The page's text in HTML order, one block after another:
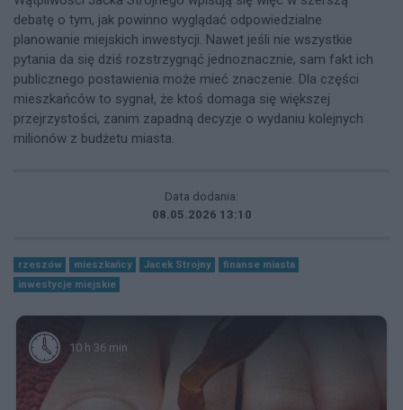
debatę o tym, jak powinno wyglądać odpowiedzialne
planowanie miejskich inwestycji. Nawet jeśli nie wszystkie
pytania da się dziś rozstrzygnąć jednoznacznie, sam fakt ich
publicznego postawienia może mieć znaczenie. Dla części
mieszkańców to sygnał, że ktoś domaga się większej
przejrzystości, zanim zapadną decyzje o wydaniu kolejnych
milionów z budżetu miasta.
Data dodania:
08.05.2026 13:10
rzeszów mieszkańcy Jacek Strojny
finanse miasta
inwestycje miejskie
10 h 36 min